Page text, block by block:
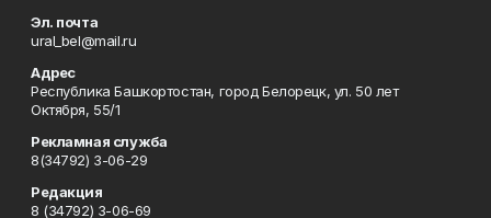
Эл. почта
ural_bel@mail.ru
Адрес
Республика Башкортостан, город Белорецк, ул. 50 лет
Октября, 55/1
Рекламная служба
8(34792) 3-06-29
Редакция
8 (34792) 3-06-69